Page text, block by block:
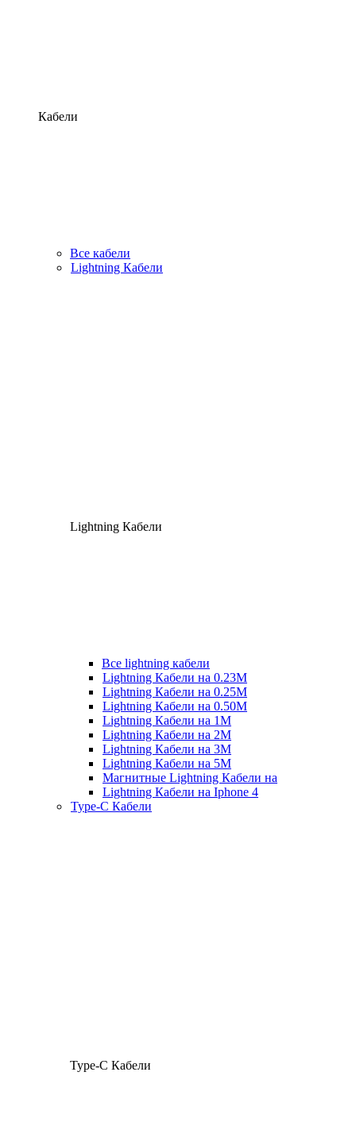
Кабели
Все кабели
Lightning Кабели
Lightning Кабели
Все lightning кабели
Lightning Кабели на 0.23М
Lightning Кабели на 0.25М
Lightning Кабели на 0.50М
Lightning Кабели на 1М
Lightning Кабели на 2М
Lightning Кабели на 3М
Lightning Кабели на 5М
Магнитные Lightning Кабели на
Lightning Кабели на Iphone 4
Type-C Кабели
Type-C Кабели